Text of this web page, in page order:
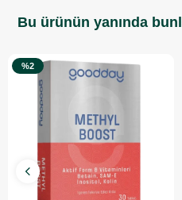
Bu ürünün yanında
%2